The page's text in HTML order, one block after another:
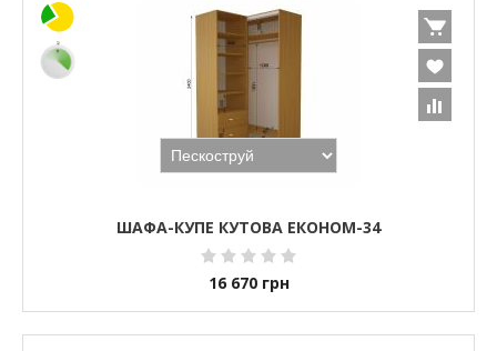
ШАФА-КУПЕ КУТОВА ЕКОНОМ-34
16 670 грн